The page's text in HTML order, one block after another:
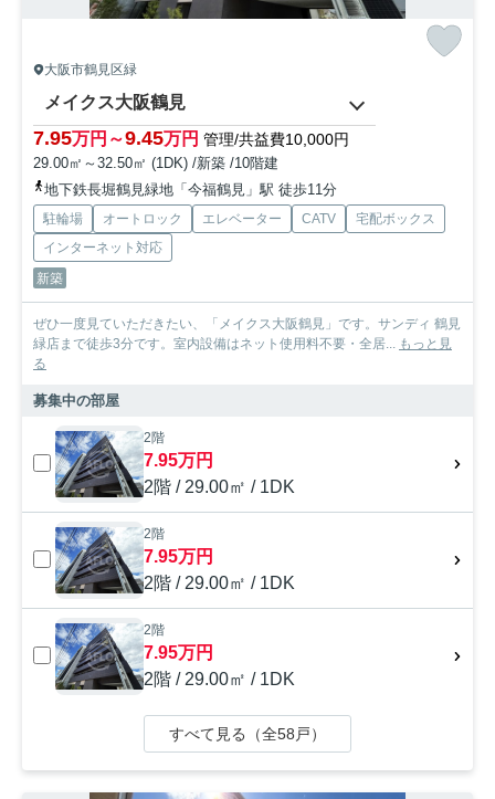
大阪市鶴見区緑
メイクス大阪鶴見
7.95万円～9.45万円 管理/共益費10,000円
29.00㎡～32.50㎡ (1DK) /新築 /10階建
地下鉄長堀鶴見緑地「今福鶴見」駅 徒歩11分
駐輪場 オートロック エレベーター CATV
宅配ボックス
インターネット対応
新築
ぜひ一度見ていただきたい、「メイクス大阪鶴見」です。サンディ 鶴見
緑店まで徒歩3分です。室内設備はネット使用料不要・全居... もっと見
る
募集中の部屋
2階
7.95万円
2階 / 29.00㎡ / 1DK
2階
7.95万円
2階 / 29.00㎡ / 1DK
2階
7.95万円
2階 / 29.00㎡ / 1DK
すべて見る（全58戸）